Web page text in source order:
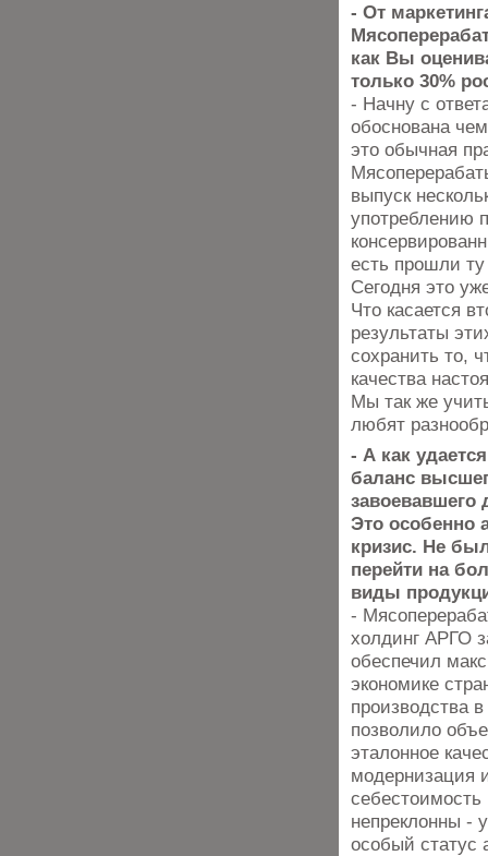
- От
как Вы
только 30%
- Начну с
обоснована
это обычная
выпуск
употреблению
есть прошли
Сегодня это
Что касается
результаты
сохранить то,
качества
Мы так же
любят
- А как
баланс
завоевавшего
Это особенно
кризис. Не
перейти на
виды
-
холдинг АРГО
обеспечил
экономике
производства
позволило
эталонное
модернизация
непреклонны -
особый статус